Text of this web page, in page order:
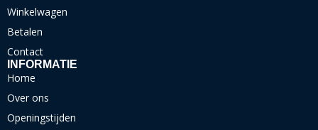
Winkelwagen
Betalen
Contact
INFORMATIE
Home
Over ons
Openingstijden